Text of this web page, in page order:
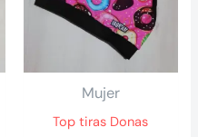
Mujer
Top tiras Donas